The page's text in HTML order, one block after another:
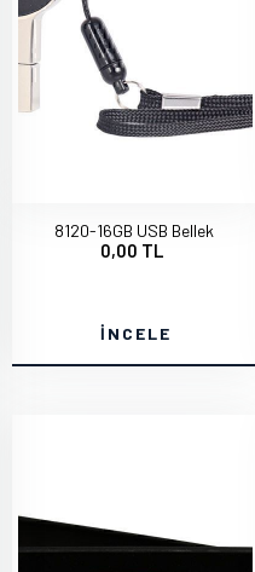
8120-16GB USB Bellek
0,00 TL
İNCELE